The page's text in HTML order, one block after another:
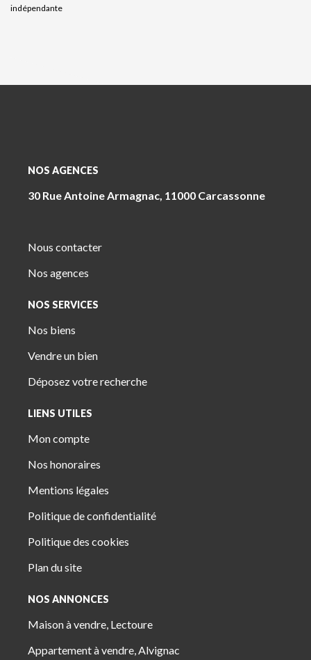
indépendante
NOS AGENCES
30 Rue Antoine Armagnac, 11000 Carcassonne
Nous contacter
Nos agences
NOS SERVICES
Nos biens
Vendre un bien
Déposez votre recherche
LIENS UTILES
Mon compte
Nos honoraires
Mentions légales
Politique de confidentialité
Politique des cookies
Plan du site
NOS ANNONCES
Maison à vendre, Lectoure
Appartement à vendre, Alvignac